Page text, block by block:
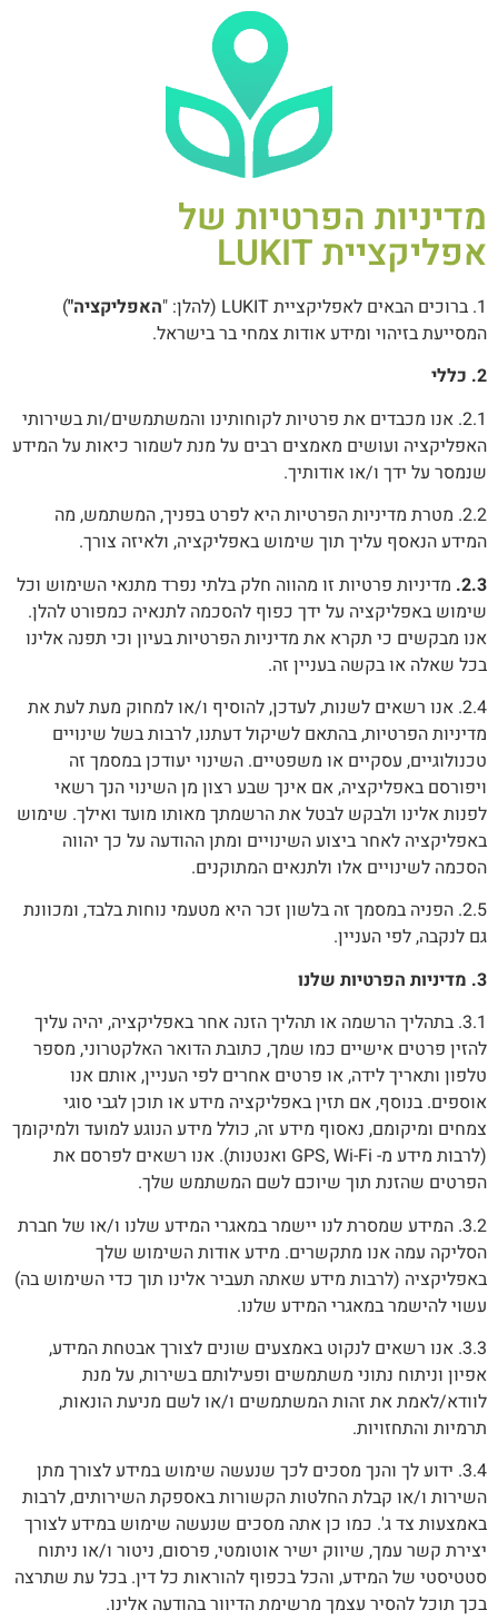
מדיניות הפרטיות של
אפליקציית LUKIT
1. ברוכים הבאים לאפליקציית LUKIT (להלן: " האפליקציה")
המסייעת בזיהוי ומידע אודות צמחי בר בישראל.
2. כללי
2.1. אנו מכבדים את פרטיות לקוחותינו והמשתמשים/ות בשירותי
האפליקציה ועושים מאמצים רבים על מנת לשמור כיאות על המידע
שנמסר על ידך ו/או אודותיך.
2.2. מטרת מדיניות הפרטיות היא לפרט בפניך, המשתמש, מה
המידע הנאסף עליך תוך שימוש באפליקציה, ולאיזה צורך.
2.3. מדיניות פרטיות זו מהווה חלק בלתי נפרד מתנאי השימוש וכל
שימוש באפליקציה על ידך כפוף להסכמה לתנאיה כמפורט להלן.
אנו מבקשים כי תקרא את מדיניות הפרטיות בעיון וכי תפנה אלינו
בכל שאלה או בקשה בעניין זה.
2.4. אנו רשאים לשנות, לעדכן, להוסיף ו/או למחוק מעת לעת את
מדיניות הפרטיות, בהתאם לשיקול דעתנו, לרבות בשל שינויים
טכנולוגיים, עסקיים או משפטיים. השינוי יעודכן במסמך זה
ויפורסם באפליקציה, אם אינך שבע רצון מן השינוי הנך רשאי
לפנות אלינו ולבקש לבטל את הרשמתך מאותו מועד ואילך. שימוש
באפליקציה לאחר ביצוע השינויים ומתן ההודעה על כך יהווה
הסכמה לשינויים אלו ולתנאים המתוקנים.
2.5. הפניה במסמך זה בלשון זכר היא מטעמי נוחות בלבד, ומכוונת
גם לנקבה, לפי העניין.
3. מדיניות הפרטיות שלנו
3.1. בתהליך הרשמה או תהליך הזנה אחר באפליקציה, יהיה עליך
להזין פרטים אישיים כמו שמך, כתובת הדואר האלקטרוני, מספר
טלפון ותאריך לידה, או פרטים אחרים לפי העניין, אותם אנו
אוספים. בנוסף, אם תזין באפליקציה מידע או תוכן לגבי סוגי
צמחים ומיקומם, נאסוף מידע זה, כולל מידע הנוגע למועד ולמיקומך
(לרבות מידע מ- GPS, Wi-Fi ואנטנות). אנו רשאים לפרסם את
הפרטים שהזנת תוך שיוכם לשם המשתמש שלך.
3.2. המידע שמסרת לנו יישמר במאגרי המידע שלנו ו/או של חברת
הסליקה עמה אנו מתקשרים. מידע אודות השימוש שלך
באפליקציה (לרבות מידע שאתה תעביר אלינו תוך כדי השימוש בה)
עשוי להישמר במאגרי המידע שלנו.
3.3. אנו רשאים לנקוט באמצעים שונים לצורך אבטחת המידע,
אפיון וניתוח נתוני משתמשים ופעילותם בשירות, על מנת
לוודא/לאמת את זהות המשתמשים ו/או לשם מניעת הונאות,
תרמיות והתחזויות.
3.4. ידוע לך והנך מסכים לכך שנעשה שימוש במידע לצורך מתן
השירות ו/או קבלת החלטות הקשורות באספקת השירותים, לרבות
באמצעות צד ג'. כמו כן אתה מסכים שנעשה שימוש במידע לצורך
יצירת קשר עמך, שיווק ישיר אוטומטי, פרסום, ניטור ו/או ניתוח
סטטיסטי של המידע, והכל בכפוף להוראות כל דין. בכל עת שתרצה
בכך תוכל להסיר עצמך מרשימת הדיוור בהודעה אלינו.